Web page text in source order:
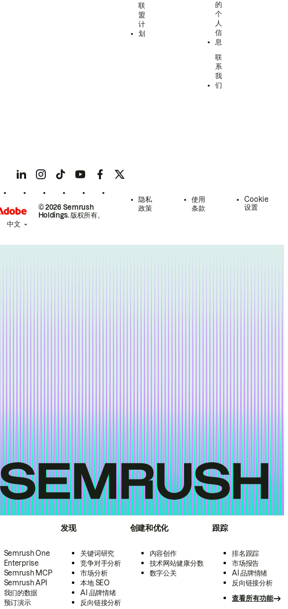
Semrush One
Enterprise
Semrush MCP
Semrush API
我们的数据
预订演示
发现
关键词研究
竞争对手分析
市场分析
本地 SEO
AI 品牌情绪
反向链接分析
创建和优化
内容创作
技术网站健康分数
数字公关
跟踪
排名跟踪
市场报告
AI 品牌情绪
反向链接分析
查看所有功能
联
盟
计
划
的
个
人
信
息
联
系
我
们
© 2026 Semrush
Holdings. 版权所有。
隐私
政策
使用
条款
Cookie
设置
中文